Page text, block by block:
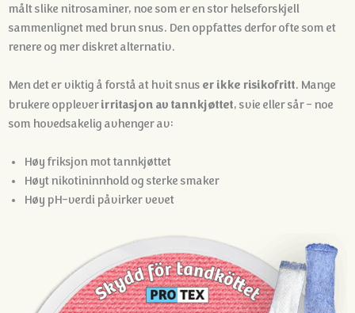
målt slike nitrosaminer, noe som er en stor helseforskjell
sammenlignet med brun snus. Den oppfattes derfor ofte som et
renere og mer diskret alternativ.
Men det er viktig å forstå at hvit snus er ikke risikofritt. Mange
brukere oppleverirritasjon av tannkjøttet, svie eller sår - noe
som hovedsakelig avhenger av:
Høy friksjon mot tannkjøttet
Høyt nikotininnhold og sterke smaker
Høy pH-verdi påvirker vevet